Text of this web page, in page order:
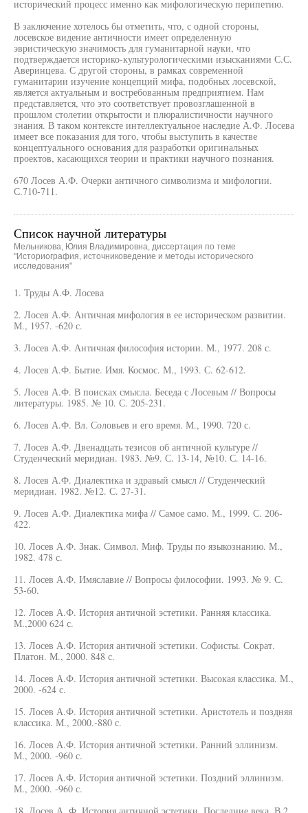
исторический процесс именно как мифологическую перипетию.
В заключение хотелось бы отметить, что, с одной стороны,
лосевское видение античности имеет определенную
эвристическую значимость для гуманитарной науки, что
подтверждается историко-культурологическими изысканиями С.С.
Аверинцева. С другой стороны, в рамках современной
гуманитарии изучение концепций мифа, подобных лосевской,
является актуальным и востребованным предприятием. Нам
представляется, что это соответствует провозглашенной в
прошлом столетии открытости и плюралистичности научного
знания. В таком контексте интеллектуальное наследие А.Ф. Лосева
имеет все показания для того, чтобы выступить в качестве
концептуального основания для разработки оригинальных
проектов, касающихся теории и практики научного познания.
670 Лосев А.Ф. Очерки античного символизма и мифологии.
С.710-711.
Список научной литературы
Мельникова, Юлия Владимировна, диссертация по теме
"Историография, источниковедение и методы исторического
исследования"
1. Труды А.Ф. Лосева
2. Лосев А.Ф. Античная мифология в ее историческом развитии.
М., 1957. -620 с.
3. Лосев А.Ф. Античная философия истории. М., 1977. 208 с.
4. Лосев А.Ф. Бытие. Имя. Космос. М., 1993. С. 62-612.
5. Лосев А.Ф. В поисках смысла. Беседа с Лосевым // Вопросы
литературы. 1985. № 10. С. 205-231.
6. Лосев А.Ф. Вл. Соловьев и его время. М., 1990. 720 с.
7. Лосев А.Ф. Двенадцать тезисов об античной культуре //
Студенческий меридиан. 1983. №9. С. 13-14, №10. С. 14-16.
8. Лосев А.Ф. Диалектика и здравый смысл // Студенческий
меридиан. 1982. №12. С. 27-31.
9. Лосев А.Ф. Диалектика мифа // Самое само. М., 1999. С. 206-
422.
10. Лосев А.Ф. Знак. Символ. Миф. Труды по языкознанию. М.,
1982. 478 с.
11. Лосев А.Ф. Имяславие // Вопросы философии. 1993. № 9. С.
53-60.
12. Лосев А.Ф. История античной эстетики. Ранняя классика.
М.,2000 624 с.
13. Лосев А.Ф. История античной эстетики. Софисты. Сократ.
Платон. М., 2000. 848 с.
14. Лосев А.Ф. История античной эстетики. Высокая классика. М.,
2000. -624 с.
15. Лосев А.Ф. История античной эстетики. Аристотель и поздняя
классика. М., 2000.-880 с.
16. Лосев А.Ф. История античной эстетики. Ранний эллинизм.
М., 2000. -960 с.
17. Лосев А.Ф. История античной эстетики. Поздний эллинизм.
М., 2000. -960 с.